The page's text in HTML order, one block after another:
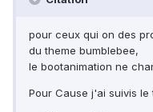
pour ceux qui on des
du theme bumblebee,
le bootanimation ne
Pour Cause j'ai suivis le